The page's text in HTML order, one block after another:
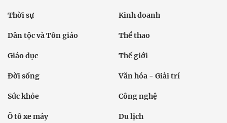
Thời sự Kinh doanh
Dân tộc và Tôn giáo Thể thao
Giáo dục Thế giới
Đời sống Văn hóa - Giải trí
Sức khỏe Công nghệ
Ô tô xe máy Du lịch